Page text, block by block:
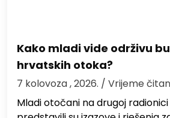
Kako mladi vide održivu
hrvatskih otoka?
7 kolovoza , 2026. / Vrijeme
Mladi otočani na drugoj